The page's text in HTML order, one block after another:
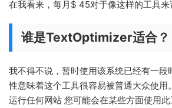
在我看来，每月$ 45对于像这样的工具来
谁是TextOptimizer适合？
我不得不说，暂时使用该系统已经有一段
性意味着这个工具很容易被普通大众使用
运行任何网站 您可能会在某些方面使用